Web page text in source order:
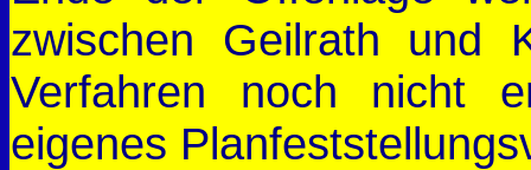
zwischen Geilrath und
Verfahren noch nicht
eigenes